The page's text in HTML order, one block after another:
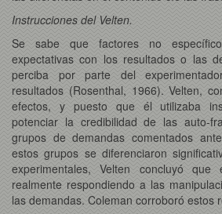
Instrucciones del Velten.
Se sabe que factores no
expectativas con los resultados o las
perciba por parte del
resultados (Rosenthal, 1966). Velten,
efectos, y puesto que él utilizaba
potenciar la credibilidad de las auto-
grupos de demandas comentados
estos grupos se diferenciaron
experimentales, Velten concluyó que
realmente respondiendo a las
las demandas. Coleman corroboró estos